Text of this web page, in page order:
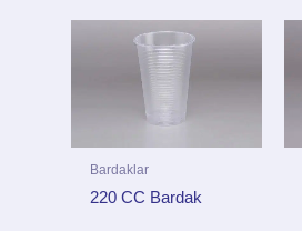
Bardaklar
220 CC Bardak